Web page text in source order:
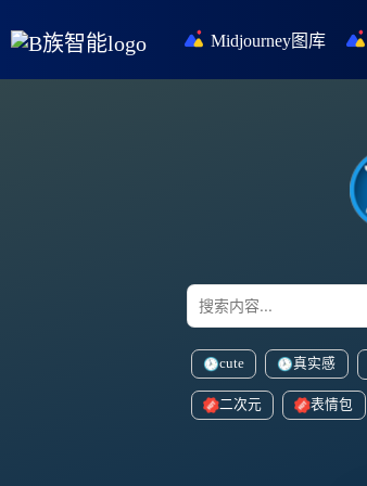
Midjourney图库
cute 真实感
二次元 表情包